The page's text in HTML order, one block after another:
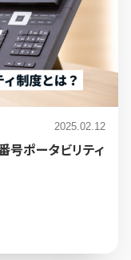
2025.02.12
号ポータビリティ